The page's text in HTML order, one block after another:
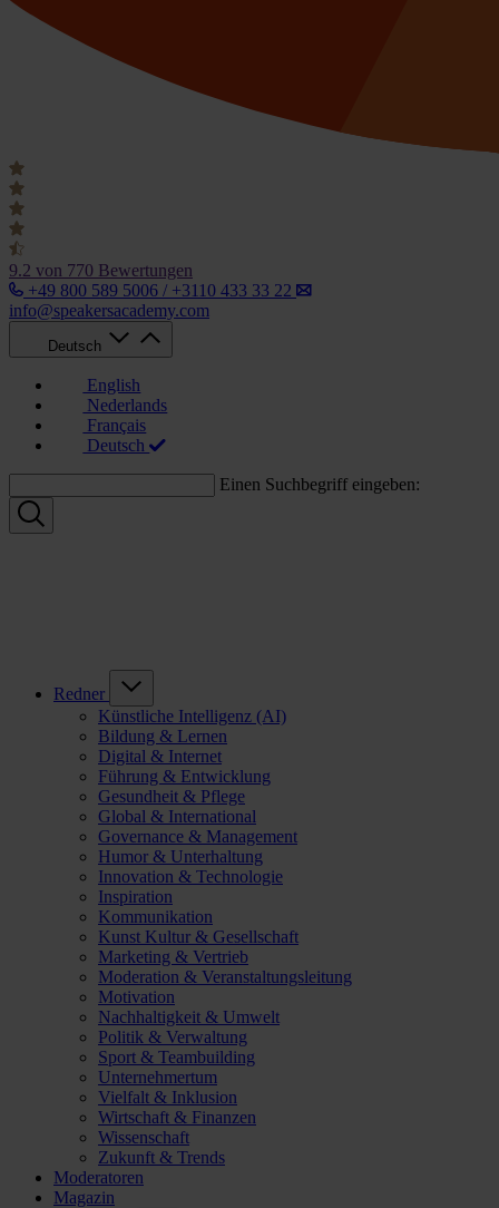
9.2 von 770 Bewertungen
+49 800 589 5006 / +3110 433 33 22
info@speakersacademy.com
Deutsch
English
Nederlands
Français
Deutsch
Einen Suchbegriff eingeben:
Redner
Künstliche Intelligenz (AI)
Bildung & Lernen
Digital & Internet
Führung & Entwicklung
Gesundheit & Pflege
Global & International
Governance & Management
Humor & Unterhaltung
Innovation & Technologie
Inspiration
Kommunikation
Kunst Kultur & Gesellschaft
Marketing & Vertrieb
Moderation & Veranstaltungsleitung
Motivation
Nachhaltigkeit & Umwelt
Politik & Verwaltung
Sport & Teambuilding
Unternehmertum
Vielfalt & Inklusion
Wirtschaft & Finanzen
Wissenschaft
Zukunft & Trends
Moderatoren
Magazin